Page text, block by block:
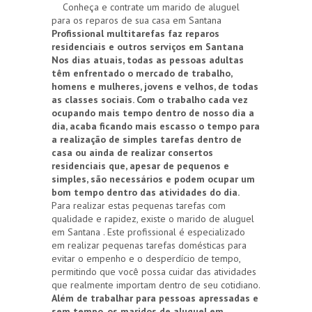
Conheça e contrate um marido de aluguel
para os reparos de sua casa em Santana
Profissional multitarefas faz reparos
residenciais e outros serviços em Santana
Nos dias atuais, todas as pessoas adultas
têm enfrentado o mercado de trabalho,
homens e mulheres, jovens e velhos, de todas
as classes sociais. Com o trabalho cada vez
ocupando mais tempo dentro de nosso dia a
dia, acaba ficando mais escasso o tempo para
a realização de simples tarefas dentro de
casa ou ainda de realizar consertos
residenciais que, apesar de pequenos e
simples, são necessários e podem ocupar um
bom tempo dentro das atividades do dia.
Para realizar estas pequenas tarefas com
qualidade e rapidez, existe o marido de aluguel
em Santana . Este profissional é especializado
em realizar pequenas tarefas domésticas para
evitar o empenho e o desperdício de tempo,
permitindo que você possa cuidar das atividades
que realmente importam dentro de seu cotidiano.
Além de trabalhar para pessoas apressadas e